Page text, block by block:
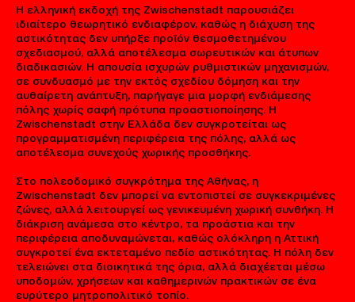
Η ελληνική εκδοχή της Zwischenstadt παρουσιάζει
ιδιαίτερο θεωρητικό ενδιαφέρον, καθώς η διάχυση της
αστικότητας δεν υπήρξε προϊόν θεσμοθετημένου
σχεδιασμού, αλλά αποτέλεσμα σωρευτικών και άτυπων
διαδικασιών. Η απουσία ισχυρών ρυθμιστικών μηχανισμών,
σε συνδυασμό με την εκτός σχεδίου δόμηση και την
αυθαίρετη ανάπτυξη, παρήγαγε μια μορφή ενδιάμεσης
πόλης χωρίς σαφή πρότυπα προαστιοποίησης. Η
Zwischenstadt στην Ελλάδα δεν συγκροτείται ως
προγραμματισμένη περιφέρεια της πόλης, αλλά ως
αποτέλεσμα συνεχούς χωρικής προσθήκης.
Στο πολεοδομικό συγκρότημα της Αθήνας, η
Zwischenstadt δεν μπορεί να εντοπιστεί σε συγκεκριμένες
ζώνες, αλλά λειτουργεί ως γενικευμένη χωρική συνθήκη. Η
διάκριση ανάμεσα στο κέντρο, τα προάστια και την
περιφέρεια αποδυναμώνεται, καθώς ολόκληρη η Αττική
συγκροτεί ένα εκτεταμένο πεδίο αστικότητας. Η πόλη δεν
τελειώνει στα διοικητικά της όρια, αλλά διαχέεται μέσω
υποδομών, χρήσεων και καθημερινών πρακτικών σε ένα
ευρύτερο μητροπολιτικό τοπίο.